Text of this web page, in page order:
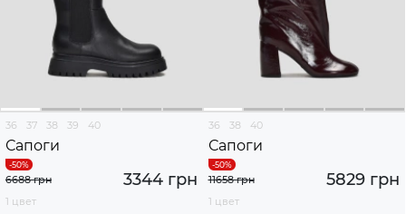
36 37 38 39 40
Сапоги
3344 грн
6688 грн
1 цвет
36 38 40
Сапоги
5829 грн
11658 грн
1 цвет